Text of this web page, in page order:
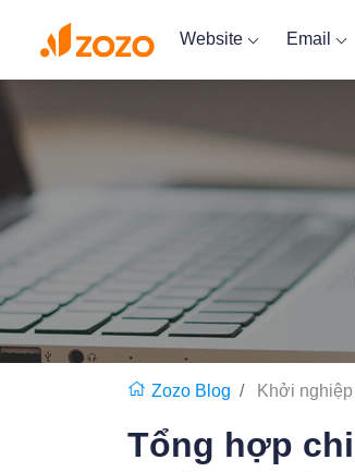
Website Email
Zozo Blog Khởi nghiệp
Tổng hợp